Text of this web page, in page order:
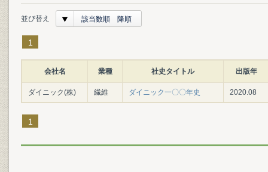
並び替え 該当数順 降順
1
会社名 業種 社史タイトル 出版年
ダイニック(株) 繊維 ダイニック一〇〇年史 2020.08
1